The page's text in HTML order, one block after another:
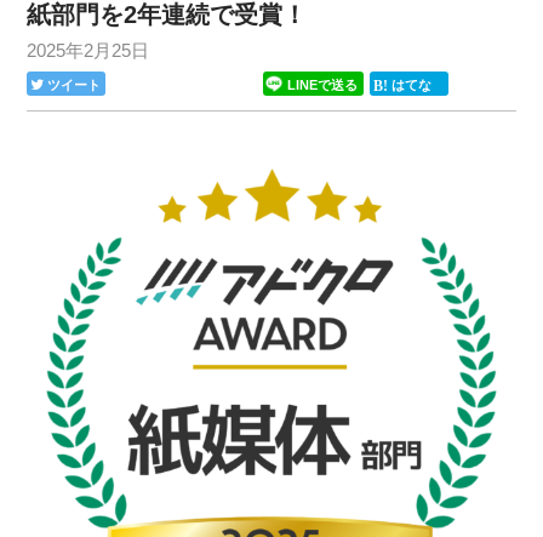
紙部門を2年連続で受賞！
2025年2月25日
ツイート LINEで送る はてな